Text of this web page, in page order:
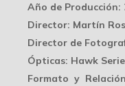
Año de Producción:
Director: Martín
Director de
Ópticas: Hawk
Formato y